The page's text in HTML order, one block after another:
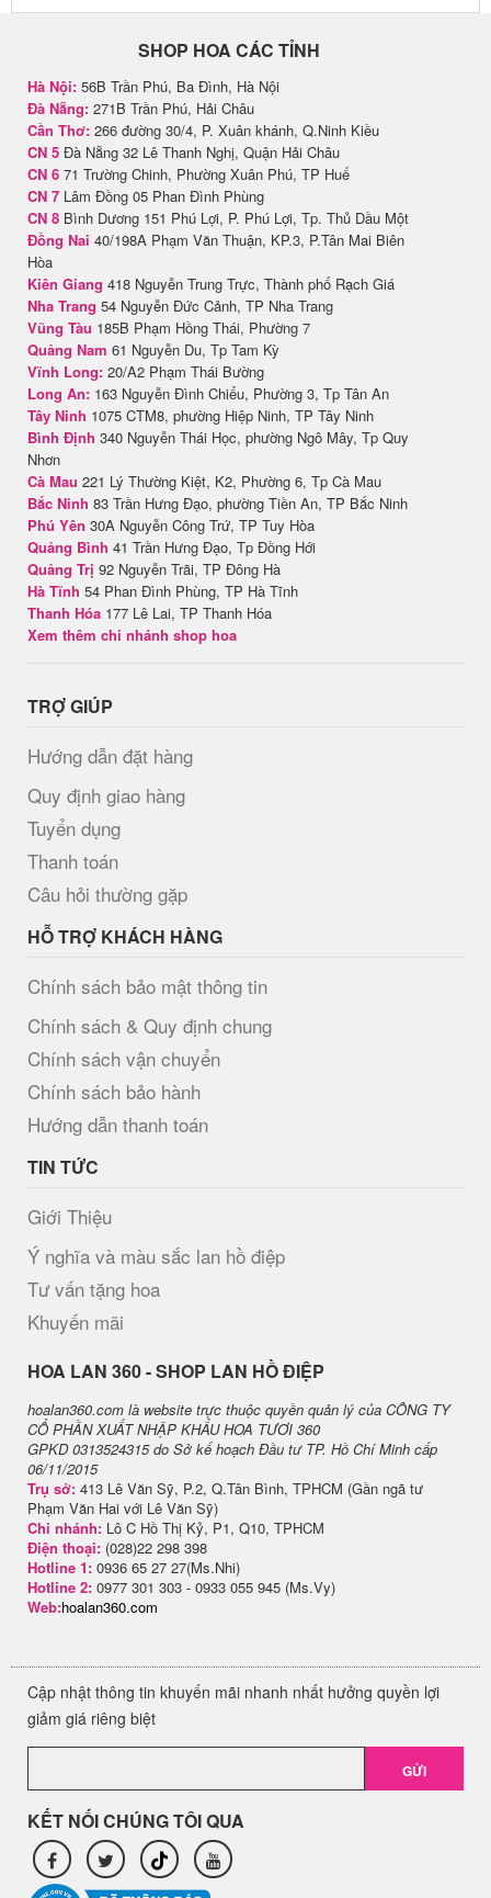
SHOP HOA CÁC TỈNH
Hà Nội: 56B Trần Phú, Ba Đình, Hà Nội
Đà Nẵng: 271B Trần Phú, Hải Châu
Cần Thơ: 266 đường 30/4, P. Xuân khánh, Q.Ninh Kiều
CN 5 Đà Nẵng 32 Lê Thanh Nghị, Quận Hải Châu
CN 6 71 Trường Chinh, Phường Xuân Phú, TP Huế
CN 7 Lâm Đồng 05 Phan Đình Phùng
CN 8 Bình Dương 151 Phú Lợi, P. Phú Lợi, Tp. Thủ Dầu Một
Đồng Nai 40/198A Phạm Văn Thuận, KP.3, P.Tân Mai Biên
Hòa
Kiên Giang 418 Nguyễn Trung Trực, Thành phố Rạch Giá
Nha Trang 54 Nguyễn Đức Cảnh, TP Nha Trang
Vũng Tàu 185B Phạm Hồng Thái, Phường 7
Quảng Nam 61 Nguyễn Du, Tp Tam Kỳ
Vĩnh Long: 20/A2 Phạm Thái Bường
Long An: 163 Nguyễn Đình Chiểu, Phường 3, Tp Tân An
Tây Ninh 1075 CTM8, phường Hiệp Ninh, TP Tây Ninh
Bình Định 340 Nguyễn Thái Học, phường Ngô Mây, Tp Quy
Nhơn
Cà Mau 221 Lý Thường Kiệt, K2, Phường 6, Tp Cà Mau
Bắc Ninh 83 Trần Hưng Đạo, phường Tiền An, TP Bắc Ninh
Phú Yên 30A Nguyễn Công Trứ, TP Tuy Hòa
Quảng Bình 41 Trần Hưng Đạo, Tp Đồng Hới
Quảng Trị 92 Nguyễn Trãi, TP Đông Hà
Hà Tĩnh 54 Phan Đình Phùng, TP Hà Tĩnh
Thanh Hóa 177 Lê Lai, TP Thanh Hóa
Xem thêm chi nhánh shop hoa
TRỢ GIÚP
Hướng dẫn đặt hàng
Quy định giao hàng
Tuyển dụng
Thanh toán
Câu hỏi thường gặp
HỖ TRỢ KHÁCH HÀNG
Chính sách bảo mật thông tin
Chính sách & Quy định chung
Chính sách vận chuyển
Chính sách bảo hành
Hướng dẫn thanh toán
TIN TỨC
Giới Thiệu
Ý nghĩa và màu sắc lan hồ điệp
Tư vấn tặng hoa
Khuyến mãi
H​OA LAN 360 - SHOP LAN HỒ ĐIỆP
hoalan360.com là website trực thuộc quyền quản lý của CÔNG TY
CỔ PHẦN XUẤT NHẬP KHẨU HOA TƯƠI 360
GPKD 0313524315 do Sở kế hoạch Đầu tư TP. Hồ Chí Minh cấp
06/11/2015
Trụ sở: 413 Lê Văn Sỹ, P.2, Q.Tân Bình, TPHCM (Gần ngã tư
Phạm Văn Hai với Lê Văn Sỹ)
Chi nhánh: Lô C Hồ Thị Kỷ, P1, Q10, TPHCM
Điện thoại: (028)22 298 398
Hotline 1: 0936 65 27 27(Ms.Nhi)
Hotline 2: 0977 301 303 - 0933 055 945 (Ms.Vy)
Web:hoalan360.com
Cập nhật thông tin khuyến mãi nhanh nhất hưởng quyền lợi
giảm giá riêng biệt
GỬI
KẾT NỐI CHÚNG TÔI QUA